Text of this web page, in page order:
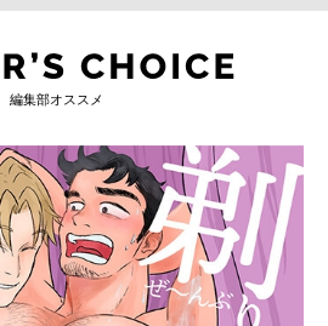
編集部オススメ